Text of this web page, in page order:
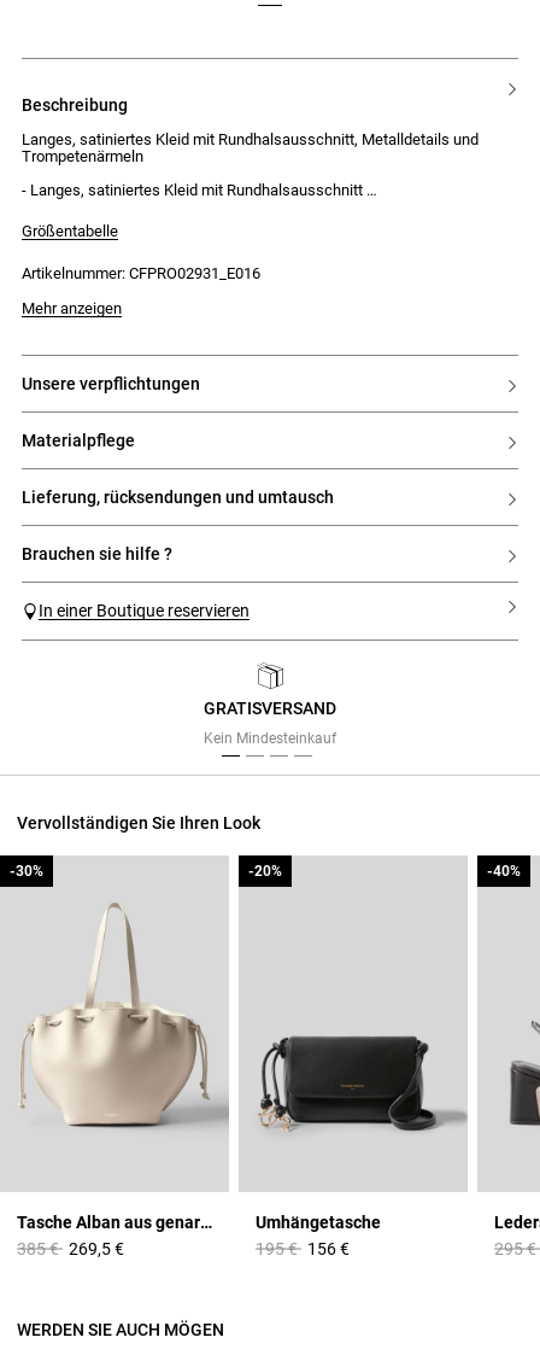
beschreibung
Langes, satiniertes Kleid mit Rundhalsausschnitt, Metalldetails und
Trompetenärmeln
- Langes, satiniertes Kleid mit Rundhalsausschnitt
- Öffenbarer Metallring in der Mitte des Ausschnitts
- Schlitz vom Ausschnitt bis zum Ring
- Verdeckter Reißverschluss mit Haken am Rücken
Größentabelle
Artikelnummer: CFPRO02931_E016
Mehr anzeigen
unsere verpflichtungen
materialpflege
lieferung, rücksendungen und umtausch
brauchen sie hilfe ?
In einer Boutique reservieren
GRATISVERSAND
Kein Mindesteinkauf
Vervollständigen Sie Ihren Look
Tasche Alban aus genarbtem Leder
Price reduced from
385 €to
-30%
269,5 €
-30%
Umhängetasche
Price reduced from
195 €to
-20%
156 €
-20%
Price
295 €
-40%
-40%
WERDEN SIE AUCH MÖGEN